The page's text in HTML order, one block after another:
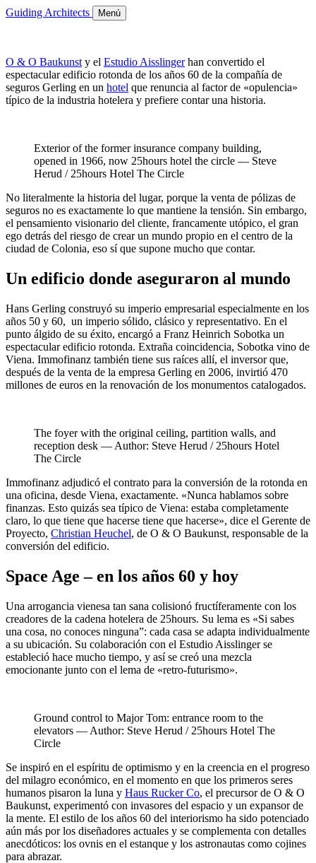
Guiding Architects Menú
O & O Baukunst y el Estudio Aisslingerhan convertido el
espectacular edificio rotonda de los años 60 de la compañía de
seguros Gerling en un hotel que renuncia al factor de «opulencia»
típico de la industria hotelera y prefiere contar una historia.
Exterior of the former insurance company building,
opened in 1966, now 25hours hotel the circle — Steve
Herud / 25hours Hotel The Circle
No literalmente la historia del lugar, porque la venta de pólizas de
seguros no es exactamente lo que mantiene la tensión. Sin embargo,
el pensamiento visionario del cliente, francamente utópico, el gran
ego detrás del riesgo de crear un mundo propio en el centro de la
ciudad de Colonia, eso sí que supone mucho que contar.
Un edificio donde aseguraron al mundo
Hans Gerling construyó su imperio empresarial especialmente en los
años 50 y 60, un imperio sólido, clásico y representativo. En el
punto álgido de su éxito, encargó a Franz Heinrich Sobotka un
espectacular edificio rotonda. Extraña coincidencia, Sobotka vino de
Viena. Immofinanz también tiene sus raíces allí, el inversor que,
después de la venta de la empresa Gerling en 2006, invirtió 470
millones de euros en la renovación de los monumentos catalogados.
The foyer with the original ceiling, partition walls, and
reception desk — Author: Steve Herud / 25hours Hotel
The Circle
Immofinanz adjudicó el contrato para la conversión de la rotonda en
una oficina, desde Viena, exactamente. «Nunca hablamos sobre
finanzas. Esto quizás sea típico de Viena: estaba completamente
claro, lo que tiene que hacerse tiene que hacerse», dice el Gerente de
Proyecto, Christian Heuchel, de O & O Baukunst, responsable de la
conversión del edificio.
Space Age – en los años 60 y hoy
Una arrogancia vienesa tan sana colisionó fructíferamente con los
creadores de la cadena hotelera de 25hours. Su lema es «Si sabes
una cosa, no conoces ninguna”: cada casa se adapta individualmente
a su ubicación. Su colaboración con el Estudio Aisslinger se
estableció hace mucho tiempo, y así se creó una mezcla
emocionante junto con el lema de «retro-futurismo».
Ground control to Major Tom: entrance room to the
elevators — Author: Steve Herud / 25hours Hotel The
Circle
Se inspiró en el espíritu de optimismo y en la creencia en el progreso
del milagro económico, en el momento en que los primeros seres
humanos pisaron la luna y Haus Rucker Co, el precursor de O & O
Baukunst, experimentó con invasores del espacio y un expansor de
la mente. El estilo de los años 60 del interiorismo ha sido potenciado
aún más por los diseñadores actuales y se complementa con detalles
anecdóticos: los ovnis en el estanque y los astronautas como cojines
para abrazar.